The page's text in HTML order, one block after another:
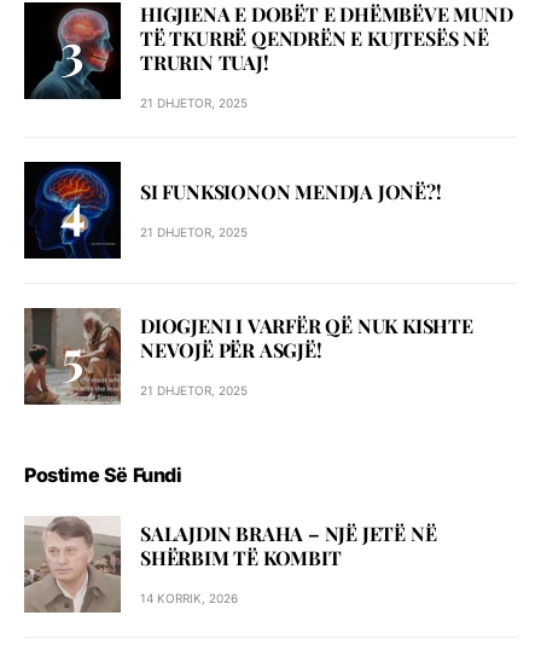
HIGJIENA E DOBËT E DHËMBËVE MUND
TË TKURRË QENDRËN E KUJTESËS NË
TRURIN TUAJ!
21 DHJETOR, 2025
SI FUNKSIONON MENDJA JONË?!
21 DHJETOR, 2025
DIOGJENI I VARFËR QË NUK KISHTE
NEVOJË PËR ASGJË!
21 DHJETOR, 2025
Postime Së Fundi
SALAJDIN BRAHA – NJЁ JETЁ NЁ
SHЁRBIM TЁ KOMBIT
14 KORRIK, 2026